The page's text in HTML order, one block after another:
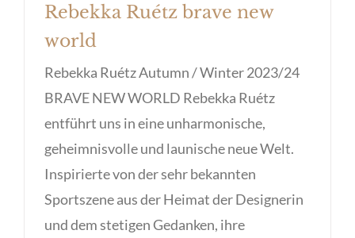
Rebekka Ruétz brave new
world
Rebekka Ruétz Autumn / Winter 2023/24
BRAVE NEW WORLD Rebekka Ruétz
entführt uns in eine unharmonische,
geheimnisvolle und launische neue Welt.
Inspirierte von der sehr bekannten
Sportszene aus der Heimat der Designerin
und dem stetigen Gedanken, ihre